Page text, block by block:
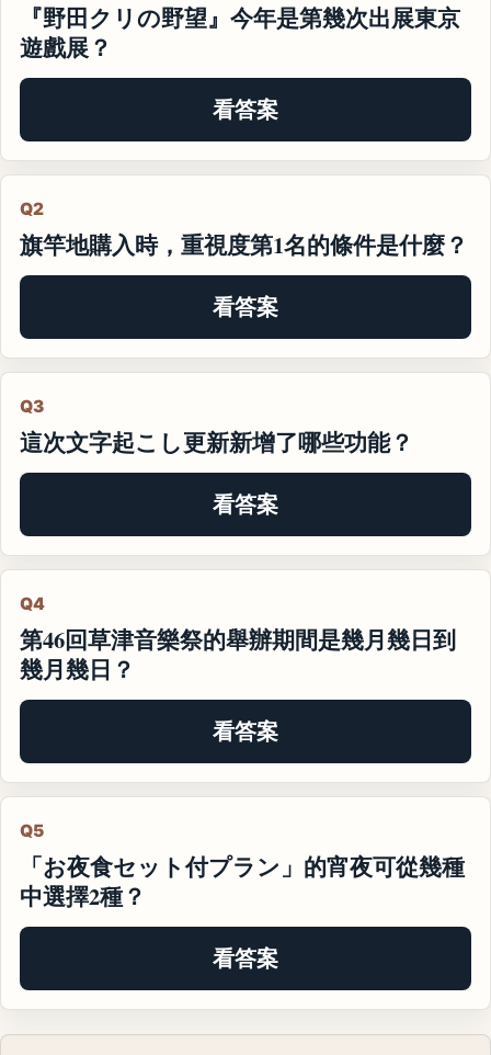
『野田クリの野望』今年是第幾次出展東京
遊戲展？
看答案
Q2
旗竿地購入時，重視度第1名的條件是什麼？
看答案
Q3
這次文字起こし更新新增了哪些功能？
看答案
Q4
第46回草津音樂祭的舉辦期間是幾月幾日到
幾月幾日？
看答案
Q5
「お夜食セット付プラン」的宵夜可從幾種
中選擇2種？
看答案